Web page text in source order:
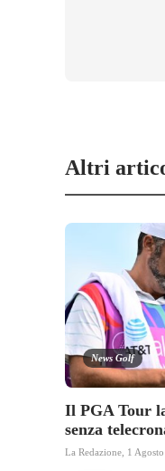
Altri
News Golf
Il PGA Tour
senza
La Redazione 1